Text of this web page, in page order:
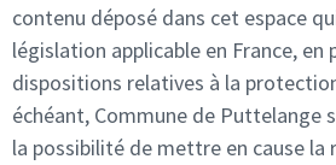
contenu déposé dans cet espace
législation applicable en France, en
dispositions relatives à la
échéant, Commune de Puttelange
la possibilité de mettre en cause la